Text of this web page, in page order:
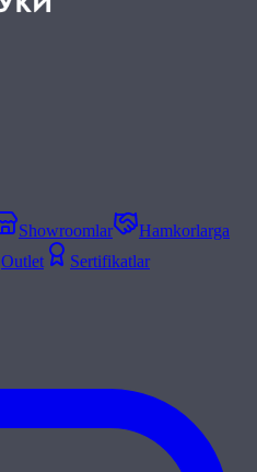
Showroomlar
Hamkorlarga
Outlet
Sertifikatlar